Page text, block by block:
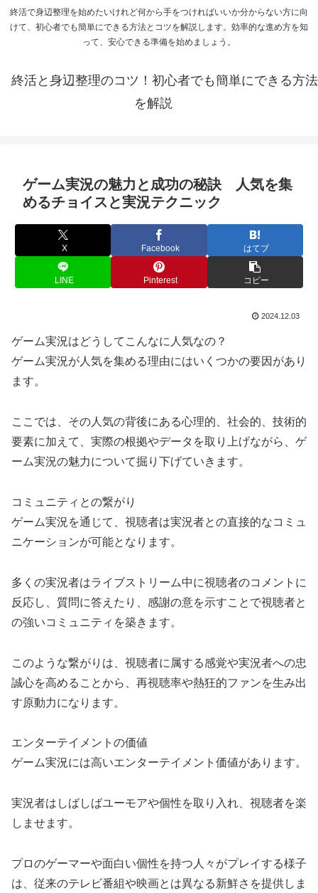
終活で身辺整理を始めたいけれど何から手をつければいいか分からない方に向
けて、初心者でも簡単にできる方法とコツを解説します。効率的な進め方を知
って、安心できる準備を始めましょう。
終活と身辺整理のコツ！初心者でも簡単にできる方法
を解説
ゲーム実況の魅力と成功の秘訣 人気を集
めるチョイスと実況テクニック
X Facebook はてブ
LINE Pinterest コピー
2024.12.03
ゲーム実況はどうしてこんなに人気なの？
ゲーム実況が人気を集める理由にはいくつかの要因があり
ます。
ここでは、その人気の背後にある心理的、社会的、技術的
要素に加えて、実際の根拠やデータを取り上げながら、ゲ
ーム実況の魅力について掘り下げていきます。
コミュニティとの繋がり
ゲーム実況を通じて、視聴者は実況者との直接的なコミュ
ニケーションが可能となります。
多くの実況者はライブストリーム中に視聴者のコメントに
反応し、質問に答えたり、感謝の意を示すことで視聴者と
の強いコミュニティを築きます。
このような繋がりは、視聴者に属する感覚や実況者への忠
誠心を高めることから、再視聴率や熱狂的ファンを生み出
す原動力になります。
エンターテイメントの価値
ゲーム実況には高いエンターテイメント価値があります。
実況者はしばしばユーモアや個性を取り入れ、視聴者を楽
しませます。
プロのゲーマーや面白い個性を持つ人々がプレイする様子
は、従来のテレビ番組や映画とは異なる新鮮さを提供しま